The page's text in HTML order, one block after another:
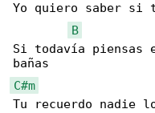
Yo quiero saber si
B
Si todavía piensas
C#m
Tu recuerdo nadie lo